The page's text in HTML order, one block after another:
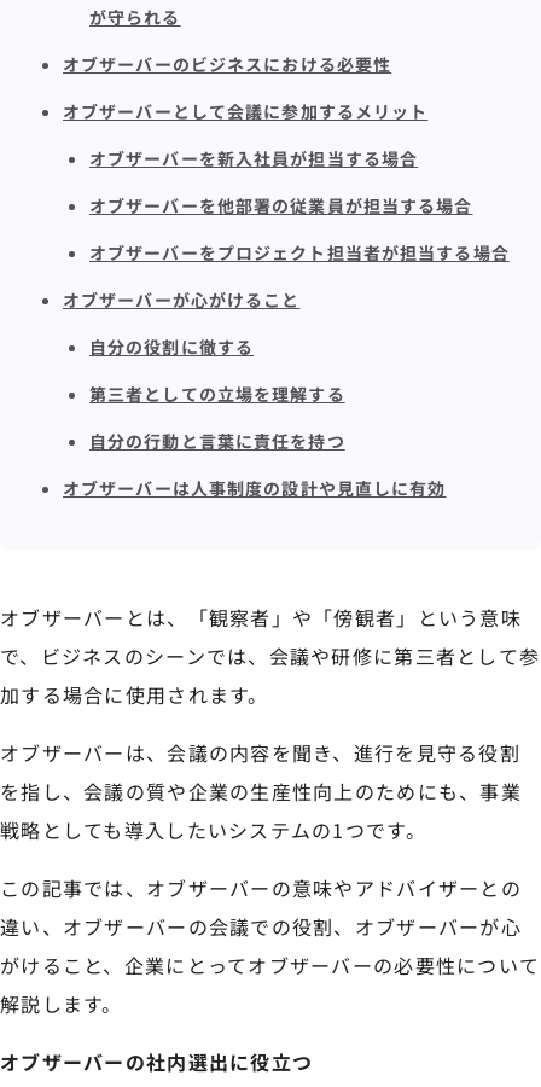
が守られる
オブザーバーのビジネスにおける必要性
オブザーバーとして会議に参加するメリット
オブザーバーを新入社員が担当する場合
オブザーバーを他部署の従業員が担当する場合
オブザーバーをプロジェクト担当者が担当する場合
オブザーバーが心がけること
自分の役割に徹する
第三者としての立場を理解する
自分の行動と言葉に責任を持つ
オブザーバーは人事制度の設計や見直しに有効
オブザーバーとは、「観察者」や「傍観者」という意味
で、ビジネスのシーンでは、会議や研修に第三者として参
加する場合に使用されます。
オブザーバーは、会議の内容を聞き、進行を見守る役割
を指し、会議の質や企業の生産性向上のためにも、事業
戦略としても導入したいシステムの1つです。
この記事では、オブザーバーの意味やアドバイザーとの
違い、オブザーバーの会議での役割、オブザーバーが心
がけること、企業にとってオブザーバーの必要性について
解説します。
オブザーバーの社内選出に役立つ